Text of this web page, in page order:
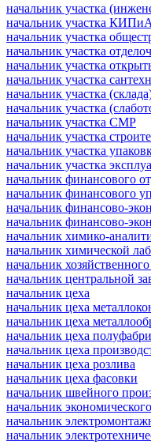
начальник участка
начальник участка КИПиА
начальник участка
начальник участка
начальник участка
начальник участка
начальник участка
начальник участка
начальник участка СМР
начальник участка
начальник участка
начальник участка
начальник финансового
начальник финансового
начальник финансово-
начальник финансово-
начальник химико-
начальник химической
начальник хозяйственного
начальник центральной
начальник цеха
начальник цеха
начальник цеха
начальник цеха
начальник цеха
начальник цеха розлива
начальник цеха фасовки
начальник швейного
начальник
начальник
начальник